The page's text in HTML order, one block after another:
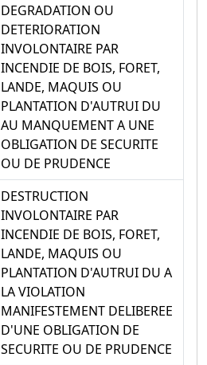
DEGRADATION OU
DETERIORATION
INVOLONTAIRE PAR
INCENDIE DE BOIS, FORET,
LANDE, MAQUIS OU
PLANTATION D'AUTRUI DU
AU MANQUEMENT A UNE
OBLIGATION DE SECURITE
OU DE PRUDENCE
DESTRUCTION
INVOLONTAIRE PAR
INCENDIE DE BOIS, FORET,
LANDE, MAQUIS OU
PLANTATION D'AUTRUI DU A
LA VIOLATION
MANIFESTEMENT DELIBEREE
D'UNE OBLIGATION DE
SECURITE OU DE PRUDENCE